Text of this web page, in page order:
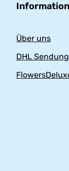
Über uns
DHL